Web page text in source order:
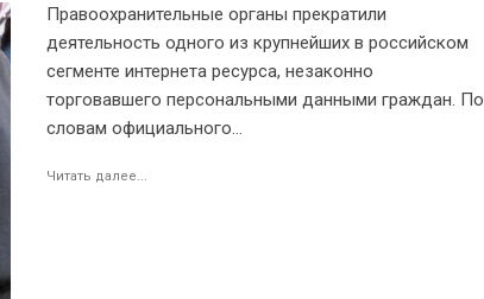
Правоохранительные органы прекратили
деятельность одного из крупнейших в российском
сегменте интернета ресурса, незаконно
торговавшего персональными данными граждан. По
словам официального...
Читать далее...